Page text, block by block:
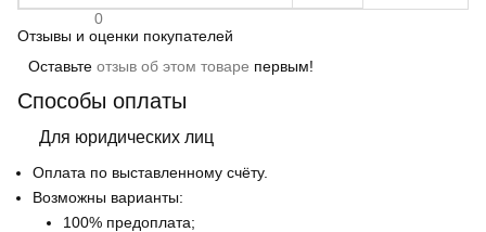
0
Отзывы и оценки покупателей
Оставьте отзыв об этом товаре первым!
Способы оплаты
Для юридических лиц
Оплата по выставленному счёту.
Возможны варианты:
100% предоплата;